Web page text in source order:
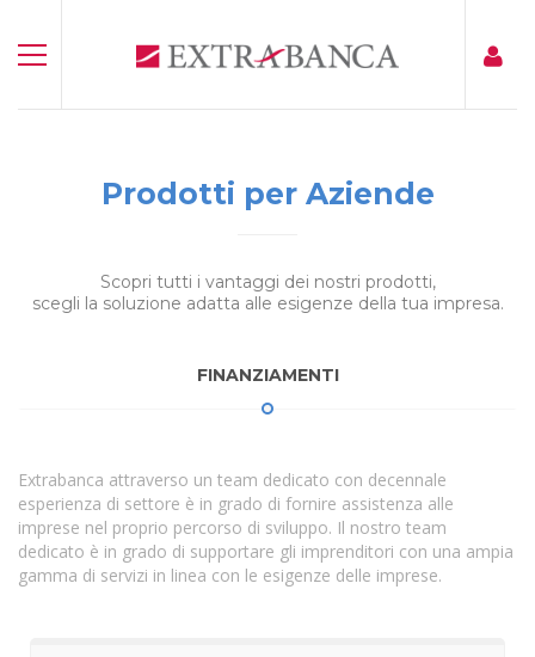
Prodotti per Aziende
Scopri tutti i vantaggi dei nostri prodotti,
scegli la soluzione adatta alle esigenze della tua impresa.
FINANZIAMENTI
Extrabanca attraverso un team dedicato con decennale
esperienza di settore è in grado di fornire assistenza alle
imprese nel proprio percorso di sviluppo. Il nostro team
dedicato è in grado di supportare gli imprenditori con una ampia
gamma di servizi in linea con le esigenze delle imprese.